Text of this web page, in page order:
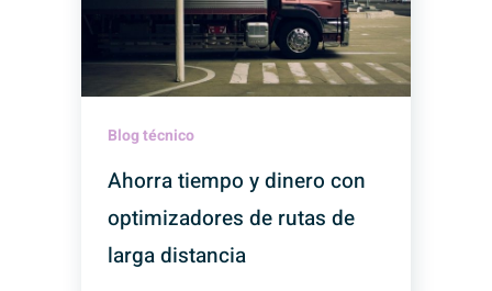
Blog técnico
Ahorra tiempo y dinero con
optimizadores de rutas de
larga distancia